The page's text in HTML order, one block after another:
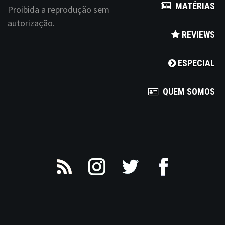
i
Proibida a reprodução sem
autorização.
MATÉRIAS
REVIEWS
ESPECIAL
QUEM SOMOS